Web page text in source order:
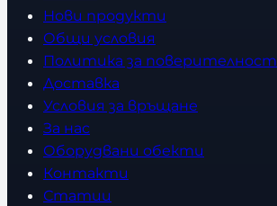
Нови продукти
Общи условия
Политика за поверителност
Доставка
Условия за връщане
За нас
Оборудвани обекти
Контакти
Статии